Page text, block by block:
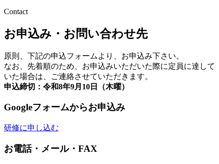
Contact
お申込み・ お問い合わせ先
原則、下記の申込フォームより、お申込み下さい。
なお、先着順のため、お申込みいただいた際に定員に達して
いた場合は、ご連絡させていただきます。
申込締切：令和8年9月10日（木曜）
Googleフォームからお申込み
研修に申し込む
お電話・メール・FAX